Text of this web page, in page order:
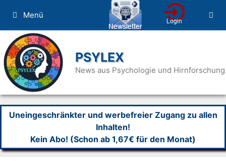
Inhalt
springen
Menü
PSYLEX
News aus Psychologie und Hirnforschung
Uneingeschränkter und werbefreier Zugang zu allen
Inhalten!
Kein Abo! (Schon ab 1,67€ für den Monat)